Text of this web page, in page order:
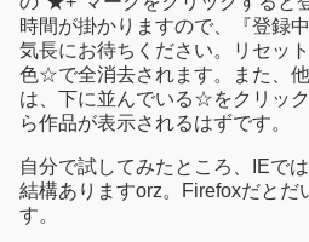
時間が掛かりますので、『登録
気長にお待ちください。リセッ
色☆で全消去されます。また、
は、下に並んでいる☆をクリッ
ら作品が表示されるはずです。
自分で試してみたところ、IEで
結構ありますorz。Firefoxだとだ
す。